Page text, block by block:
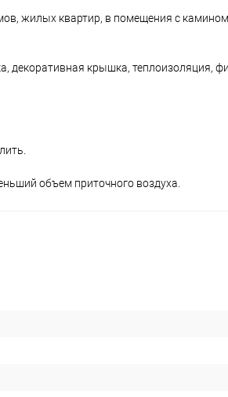
жилых квартир, в помещения с
декоративная крышка, теплоизоляция,
объем приточного воздуха.